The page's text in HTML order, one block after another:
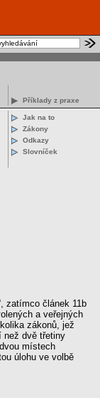
Příklady z praxe
Jak na to
Zákony
Odkazy
Slovníček
zatímco článek 11b
a veřejných
zákonů, jež
než dvě třetiny
místech
úlohu ve volbě